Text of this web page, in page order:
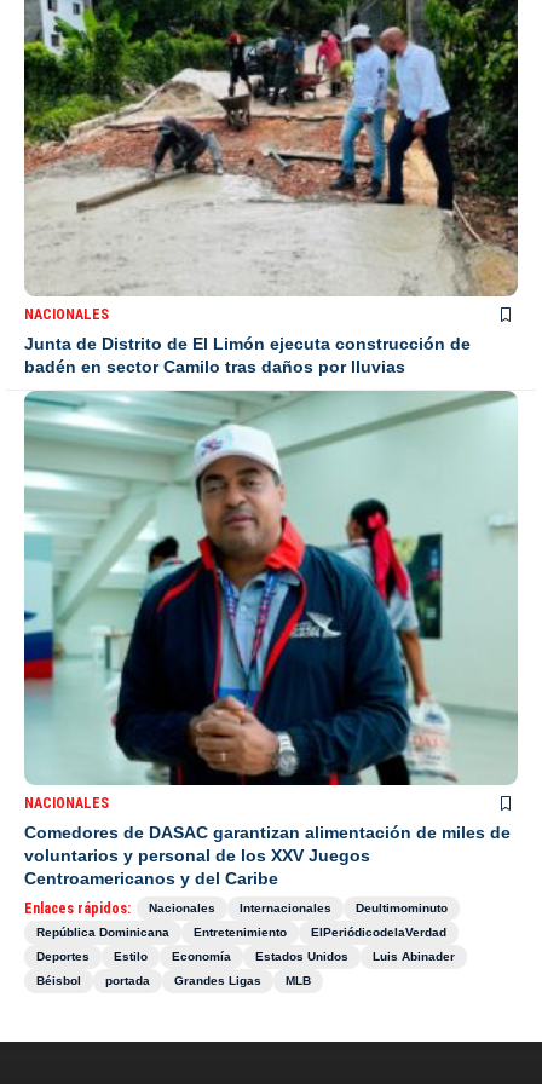
NACIONALES
Junta de Distrito de El Limón ejecuta construcción de
badén en sector Camilo tras daños por lluvias
NACIONALES
Comedores de DASAC garantizan alimentación de miles de
voluntarios y personal de los XXV Juegos
Centroamericanos y del Caribe
Enlaces rápidos: Nacionales Internacionales
Deultimominuto
República Dominicana
Entretenimiento
ElPeriódicodelaVerdad
Deportes
Estilo Economía Estados Unidos
Luis Abinader
Béisbol
portada Grandes Ligas MLB